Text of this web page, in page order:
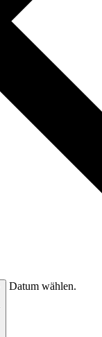
Datum wählen.